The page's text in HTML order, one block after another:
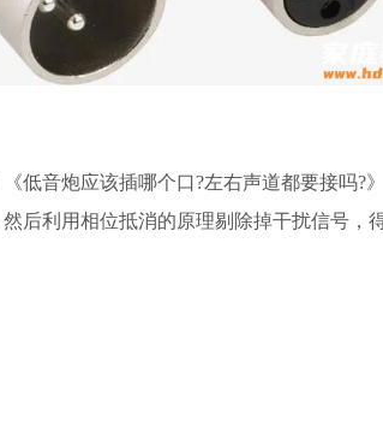
低音炮应该插哪个口?左右声道都要接吗?
后利用相位抵消的原理剔除掉干扰信号，